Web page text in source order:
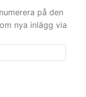
på den
nya inlägg via